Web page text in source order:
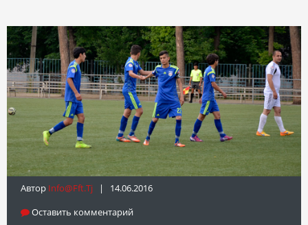
Автор Info@fft.tj | 14.06.2016
Оставить комментарий